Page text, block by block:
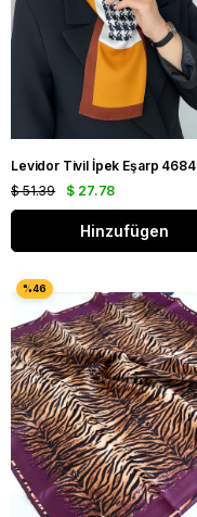
$ 27.78
$ 51.39
Hinzufügen